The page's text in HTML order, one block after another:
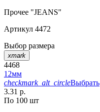
Прочее "JEANS"
Артикул 4472
Выбор размера
xmark
4468
12мм
checkmark_alt_circleВыбрать
3.31 р.
По 100 шт